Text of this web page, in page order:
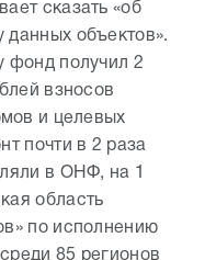
сказать «об
данных объектов».
фонд получил 2
взносов
и целевых
почти в 2 раза
в ОНФ, на 1
область
по исполнению
85 регионов